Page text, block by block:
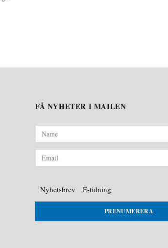
FÅ NYHETER I MAILEN
Nyhetsbrev E-tidning
PRENUMERERA